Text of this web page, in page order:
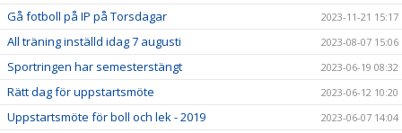
Gå fotboll på IP på Torsdagar 2023-11-21 15:17
All träning inställd idag 7 augusti 2023-08-07 15:06
Sportringen har semesterstängt 2023-06-19 08:32
Rätt dag för uppstartsmöte 2023-06-12 10:20
Uppstartsmöte för boll och lek - 2019 2023-06-07 14:04